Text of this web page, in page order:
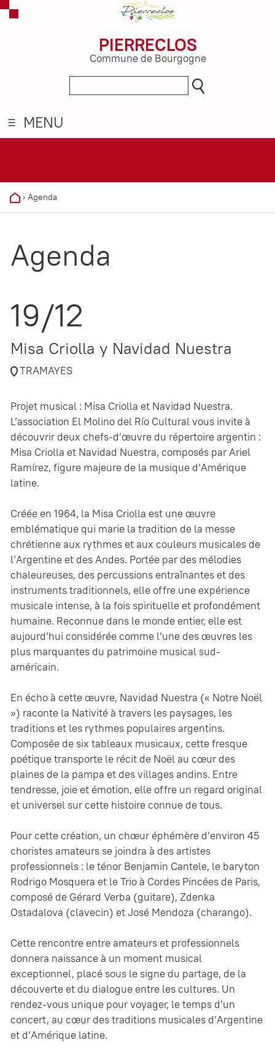
PIERRECLOS
Commune de Bourgogne
MENU
› Agenda
Agenda
19/12
Misa Criolla y Navidad Nuestra
TRAMAYES
Projet musical : Misa Criolla et Navidad Nuestra.
L’association El Molino del Río Cultural vous invite à
découvrir deux chefs-d’œuvre du répertoire argentin :
Misa Criolla et Navidad Nuestra, composés par Ariel
Ramírez, figure majeure de la musique d’Amérique
latine.
Créée en 1964, la Misa Criolla est une œuvre
emblématique qui marie la tradition de la messe
chrétienne aux rythmes et aux couleurs musicales de
l’Argentine et des Andes. Portée par des mélodies
chaleureuses, des percussions entraînantes et des
instruments traditionnels, elle offre une expérience
musicale intense, à la fois spirituelle et profondément
humaine. Reconnue dans le monde entier, elle est
aujourd’hui considérée comme l’une des œuvres les
plus marquantes du patrimoine musical sud-
américain.
En écho à cette œuvre, Navidad Nuestra (« Notre Noël
») raconte la Nativité à travers les paysages, les
traditions et les rythmes populaires argentins.
Composée de six tableaux musicaux, cette fresque
poétique transporte le récit de Noël au cœur des
plaines de la pampa et des villages andins. Entre
tendresse, joie et émotion, elle offre un regard original
et universel sur cette histoire connue de tous.
Pour cette création, un chœur éphémère d’environ 45
choristes amateurs se joindra à des artistes
professionnels : le ténor Benjamin Cantele, le baryton
Rodrigo Mosquera et le Trio à Cordes Pincées de Paris,
composé de Gérard Verba (guitare), Zdenka
Ostadalova (clavecin) et José Mendoza (charango).
Cette rencontre entre amateurs et professionnels
donnera naissance à un moment musical
exceptionnel, placé sous le signe du partage, de la
découverte et du dialogue entre les cultures. Un
rendez-vous unique pour voyager, le temps d’un
concert, au cœur des traditions musicales d’Argentine
et d’Amérique latine.